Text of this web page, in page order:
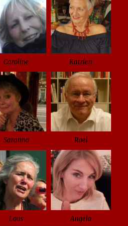
Caroline Katrien
Saranna Roel
Lous Angela